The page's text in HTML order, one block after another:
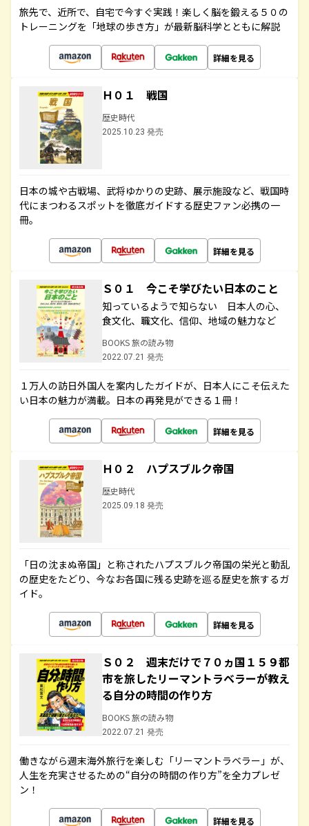
旅先で、近所で、自宅で今すぐ実践！楽しく脳を鍛える５０の
トレーニングを「地球の歩き方」が最新脳科学とともに解説
詳細を見る
Ｈ０１ 戦国
歴史時代
2025.10.23 発売
日本の城や古戦場、武将ゆかりの史跡、展示施設など、戦国時
代にまつわるスポットを徹底ガイドする歴史ファン必携の一
冊。
詳細を見る
Ｓ０１ 今こそ学びたい日本のこと
知っているようで知らない 日本人の心、
食文化、職文化、信仰、地域の魅力など
BOOKS 旅の読み物
2022.07.21 発売
１万人の訪日外国人を案内したガイドが、日本人にこそ伝えた
い日本の魅力が満載。日本の再発見ができる１冊！
詳細を見る
Ｈ０２ ハプスブルク帝国
歴史時代
2025.09.18 発売
「日の沈まぬ帝国」と称されたハプスブルク帝国の栄光と動乱
の歴史をたどり、今なお各国に残る史跡を巡る歴史を旅するガ
イド。
詳細を見る
Ｓ０２ 週末だけで７０ヵ国１５９都
市を旅したリーマントラベラーが教え
る自分の時間の作り方
BOOKS 旅の読み物
2022.07.21 発売
働きながら週末海外旅行を楽しむ「リーマントラベラー」が、
人生を充実させるための“自分の時間の作り方”を全力プレゼ
ン！
詳細を見る